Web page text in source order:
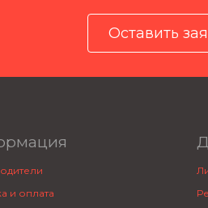
Оставить
и оплата